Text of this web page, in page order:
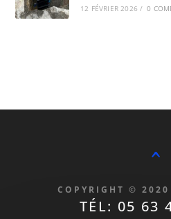
12 FÉVRIER 2026 / 0
^
COPYRIGHT © 2020
TÉL: 05 63